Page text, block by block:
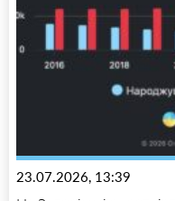
23.07.2026, 13:39